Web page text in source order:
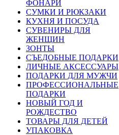
ФОНАРИ
СУМКИ И РЮКЗАКИ
КУХНЯ И ПОСУДА
СУВЕНИРЫ ДЛЯ
ЖЕНЩИН
ЗОНТЫ
СЪЕДОБНЫЕ ПОДАРКИ
ЛИЧНЫЕ АКСЕССУАРЫ
ПОДАРКИ ДЛЯ МУЖЧИ
ПРОФЕССИОНАЛЬНЫЕ
ПОДАРКИ
НОВЫЙ ГОД И
РОЖДЕСТВО
ТОВАРЫ ДЛЯ ДЕТЕЙ
УПАКОВКА